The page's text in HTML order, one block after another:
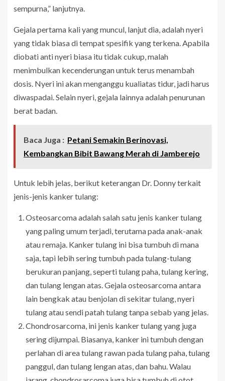
sempurna,” lanjutnya.
Gejala pertama kali yang muncul, lanjut dia, adalah nyeri
yang tidak biasa di tempat spesifik yang terkena. Apabila
diobati anti nyeri biasa itu tidak cukup, malah
menimbulkan kecenderungan untuk terus menambah
dosis. Nyeri ini akan menganggu kualiatas tidur, jadi harus
diwaspadai. Selain nyeri, gejala lainnya adalah penurunan
berat badan.
Baca Juga : Petani Semakin Berinovasi,
Kembangkan Bibit Bawang Merah di Jamberejo
Untuk lebih jelas, berikut keterangan Dr. Donny terkait
jenis-jenis kanker tulang:
Osteosarcoma adalah salah satu jenis kanker tulang
yang paling umum terjadi, terutama pada anak-anak
atau remaja. Kanker tulang ini bisa tumbuh di mana
saja, tapi lebih sering tumbuh pada tulang-tulang
berukuran panjang, seperti tulang paha, tulang kering,
dan tulang lengan atas. Gejala osteosarcoma antara
lain bengkak atau benjolan di sekitar tulang, nyeri
tulang atau sendi patah tulang tanpa sebab yang jelas.
Chondrosarcoma, ini jenis kanker tulang yang juga
sering dijumpai. Biasanya, kanker ini tumbuh dengan
perlahan di area tulang rawan pada tulang paha, tulang
panggul, dan tulang lengan atas, dan bahu. Walau